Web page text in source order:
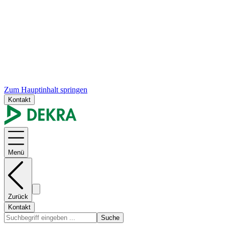
Zum Hauptinhalt springen
Kontakt
Menü
Zurück
Kontakt
Suche